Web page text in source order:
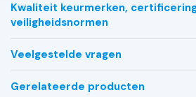
Kwaliteit keurmerken,
veiligheidsnormen
Veelgestelde vragen
Gerelateerde producten